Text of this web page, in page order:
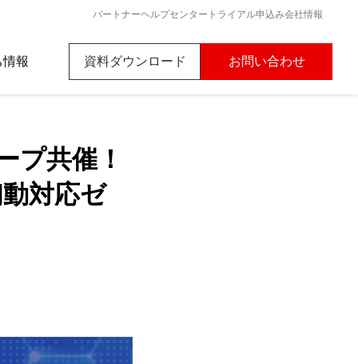
パートナーヘルプセンター トライアル申込み会社情報
報 資料ダウンロード お問い合わせ
プ共催！
対応ゼ